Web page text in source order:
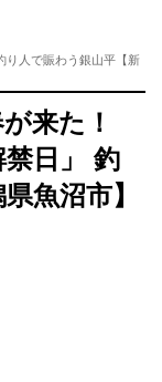
り人で賑わう銀山平【新
来た！
禁日」 釣
魚沼市】